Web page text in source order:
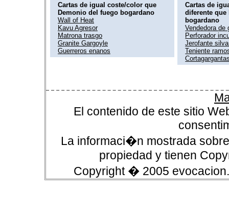
Cartas de igual coste/color que
Demonio del fuego bogardano
Wall of Heat
Kavu Agresor
Matrona trasgo
Granite Gargoyle
Guerreros enanos
Cartas de
diferente
bogardano
Vendedora de
Perforador
Jerofante
Teniente
El contenido de este sitio
La informaci�n mostrada
propiedad y tienen
Copyright � 2005